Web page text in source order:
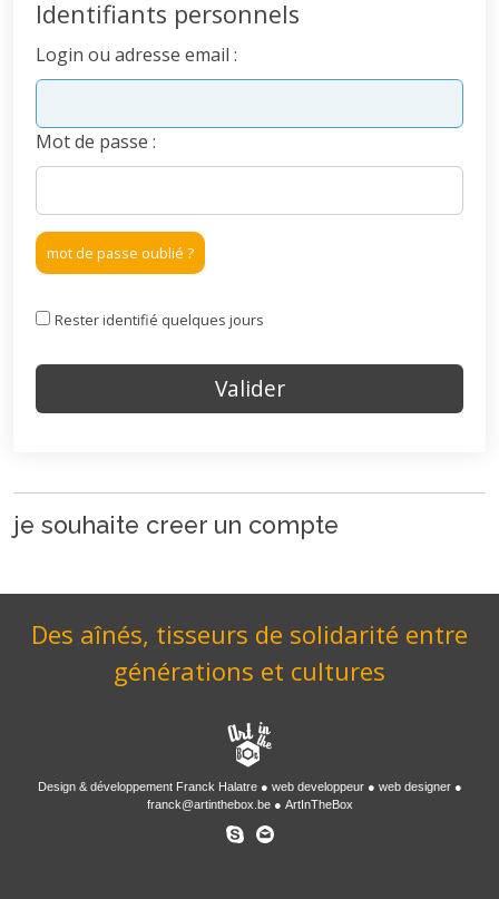
Identifiants personnels
Login ou adresse email :
Mot de passe :
mot de passe oublié ?
Rester identifié quelques jours
je souhaite creer un compte
Des aînés, tisseurs de solidarité entre
générations et cultures
Design & développement Franck Halatre web developpeur
web designer
franck@artinthebox.be
ArtInTheBox